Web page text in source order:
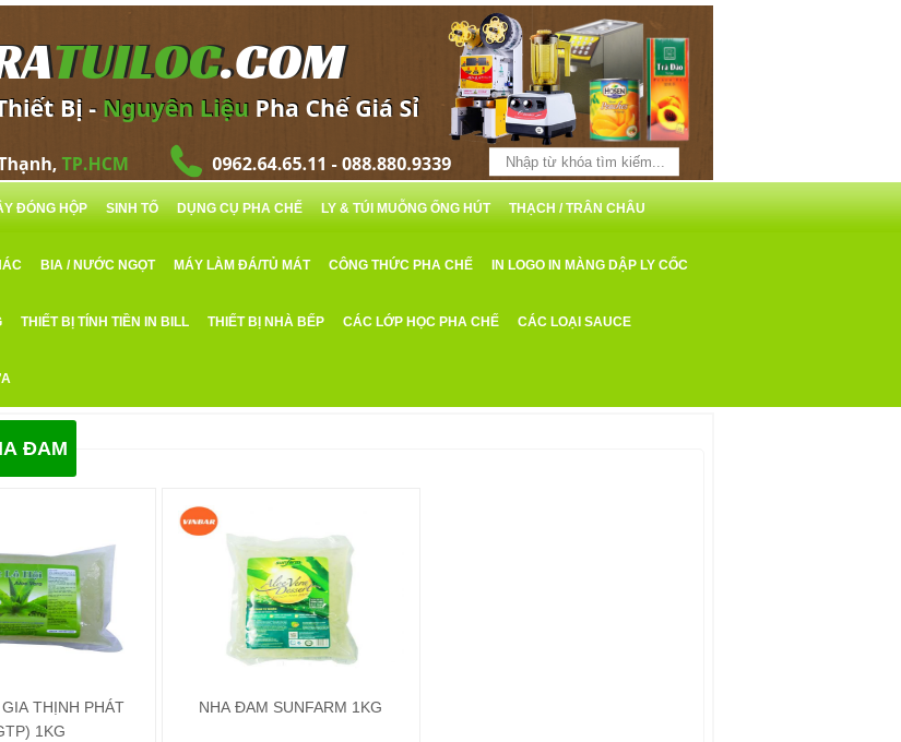
ĐÓNG HỘP SINH TỐ DỤNG CỤ PHA CHẾ LY & TÚI MUỖNG ỐNG HÚT THẠCH / TRÂN CHÂU
BIA / NƯỚC NGỌT MÁY LÀM ĐÁ/TỦ MÁT CÔNG THỨC PHA CHẾ IN LOGO IN MÀNG DẬP LY CỐC
THIẾT BỊ TÍNH TIỀN IN BILL THIẾT BỊ NHÀ BẾP CÁC LỚP HỌC PHA CHẾ CÁC LOẠI SAUCE
ĐAM
THỊNH PHÁT
1KG
NHA ĐAM SUNFARM 1KG